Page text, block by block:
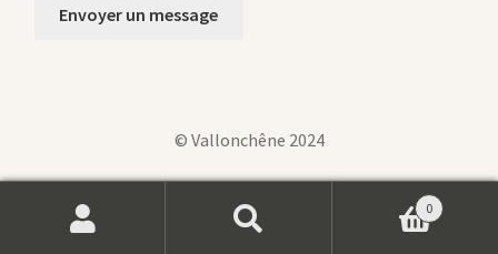
Envoyer un message
© Vallonchêne 2024
0